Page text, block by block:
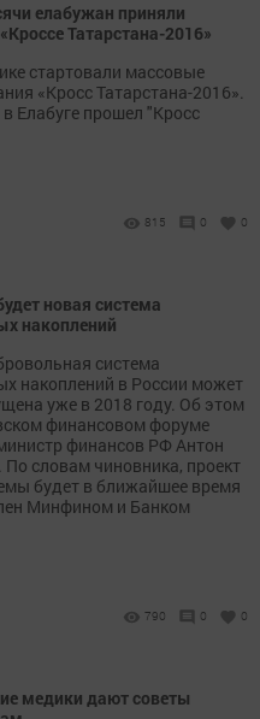
елабужан приняли
Татарстана-2016»
стартовали массовые
«Кросс Татарстана-2016».
Елабуге прошел "Кросс
815 0 0
новая система
накоплений
система
накоплений в России может
уже в 2018 году. Об этом
финансовом форуме
финансов РФ Антон
По словам чиновника, проект
будет в ближайшее время
Минфином и Банком
790 0 0
медики дают советы